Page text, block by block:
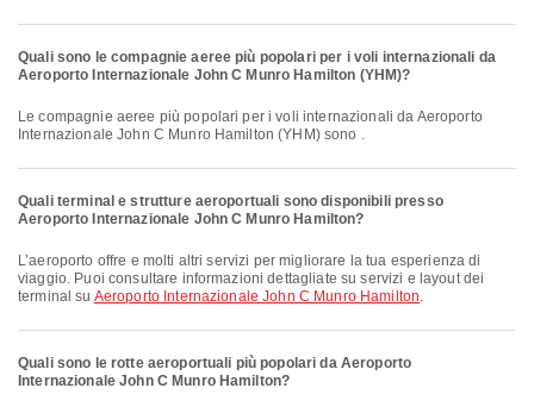
Quali sono le compagnie aeree più popolari per i voli internazionali da
Aeroporto Internazionale John C Munro Hamilton (YHM)?
Le compagnie aeree più popolari per i voli internazionali da Aeroporto
Internazionale John C Munro Hamilton (YHM) sono .
Quali terminal e strutture aeroportuali sono disponibili presso
Aeroporto Internazionale John C Munro Hamilton?
L’aeroporto offre e molti altri servizi per migliorare la tua esperienza di
viaggio. Puoi consultare informazioni dettagliate su servizi e layout dei
terminal su Aeroporto Internazionale John C Munro Hamilton.
Quali sono le rotte aeroportuali più popolari da Aeroporto
Internazionale John C Munro Hamilton?